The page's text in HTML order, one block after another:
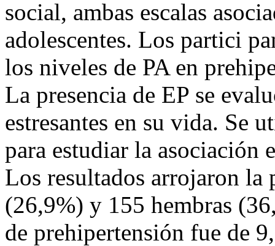
social, ambas escalas
adolescentes. Los partici
los niveles de PA en
La presencia de EP se
estresantes en su vida. Se
para estudiar la asociación
Los resultados arrojaron la
(26,9%) y 155 hembras
de prehipertensión fue de